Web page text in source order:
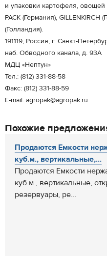
и упаковки картофеля, овощей
PACK (Германия), GILLENKIRCH
(Голландия).
191119, Россия, г. Санкт-
наб. Обводного канала, д. 93А
МДЦ «Нептун»
Тел.: (812) 331-88-58
Факс: (812) 331-88-59
E-mail: agropak@agropak.ru
Похожие
Продаются Емкости
куб.м., вертикальные,...
Продаются Емкости
куб.м., вертикальные,
резервуары, ре...